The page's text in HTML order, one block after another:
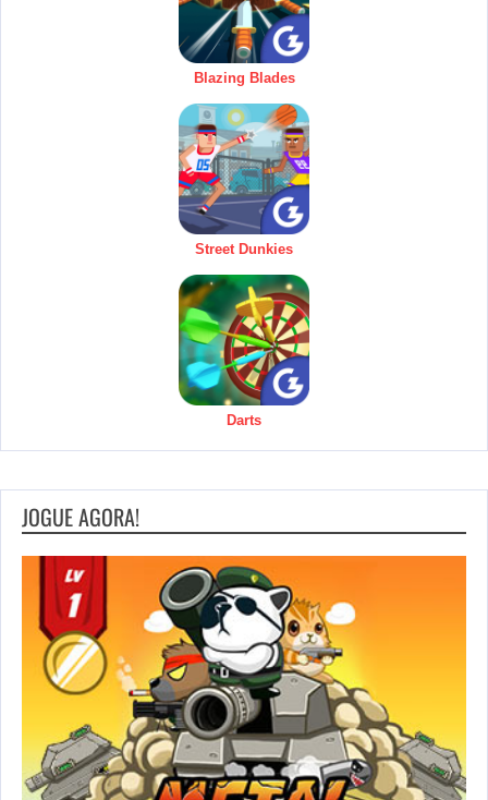
Blazing Blades
Street Dunkies
Darts
JOGUE AGORA!